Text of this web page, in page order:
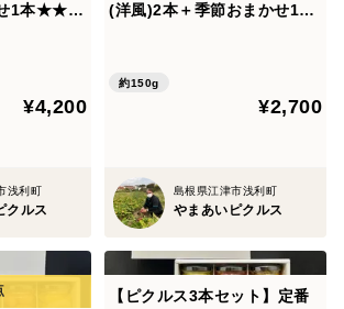
1本★★贈
¥4,200
浅利町
クルス
(洋風)2本＋季節おまかせ1本
約150g
¥2,700
島根県江津市浅利町
やまあいピクルス
【ピクルス3本セット】定番